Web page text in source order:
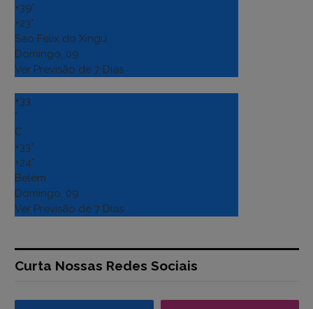
+39°
+23°
Sao Felix do Xingu
Domingo, 09
Ver Previsão de 7 Dias
+33
°
C
+33°
+24°
Belém
Domingo, 09
Ver Previsão de 7 Dias
Curta Nossas Redes Sociais